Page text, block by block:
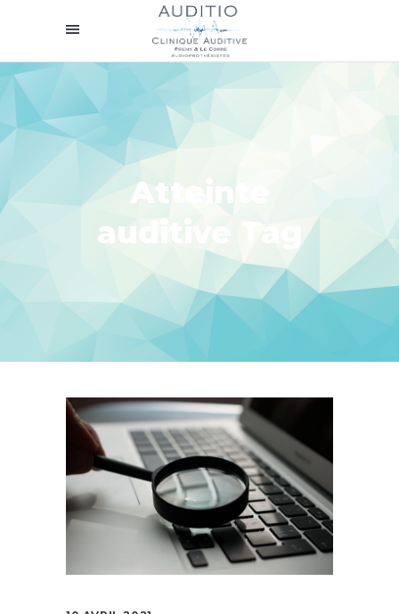
Atteinte
auditive Tag